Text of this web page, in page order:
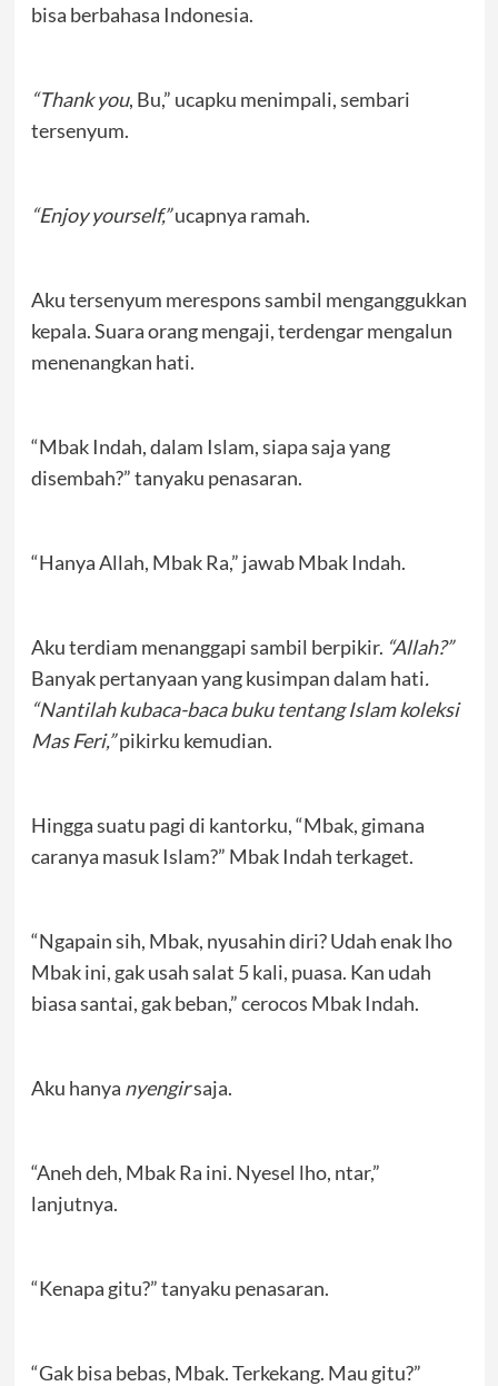
bisa berbahasa Indonesia.
“Thank you, Bu,” ucapku menimpali, sembari
tersenyum.
“Enjoy yourself,”ucapnya ramah.
Aku tersenyum merespons sambil menganggukkan
kepala. Suara orang mengaji, terdengar mengalun
menenangkan hati.
“Mbak Indah, dalam Islam, siapa saja yang
disembah?” tanyaku penasaran.
“Hanya Allah, Mbak Ra,” jawab Mbak Indah.
Aku terdiam menanggapi sambil berpikir. “Allah?”
Banyak pertanyaan yang kusimpan dalam hati.
“Nantilah kubaca-baca buku tentang Islam koleksi
Mas Feri,”pikirku kemudian.
Hingga suatu pagi di kantorku, “Mbak, gimana
caranya masuk Islam?” Mbak Indah terkaget.
“Ngapain sih, Mbak, nyusahin diri? Udah enak lho
Mbak ini, gak usah salat 5 kali, puasa. Kan udah
biasa santai, gak beban,” cerocos Mbak Indah.
Aku hanya nyengirsaja.
“Aneh deh, Mbak Ra ini. Nyesel lho, ntar,”
lanjutnya.
“Kenapa gitu?” tanyaku penasaran.
“Gak bisa bebas, Mbak. Terkekang. Mau gitu?”